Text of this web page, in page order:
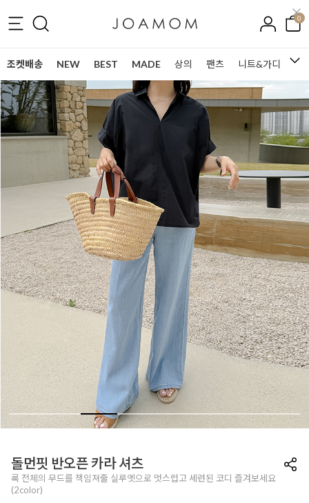
0
조켓배송 NEW BEST MADE 상의 팬츠 니트&가디건
돌먼핏 반오픈 카라 셔츠
룩 전체의 무드를 책임져줄 실루엣으로 멋스럽고 세련된 코디 즐겨보세요
(2color)